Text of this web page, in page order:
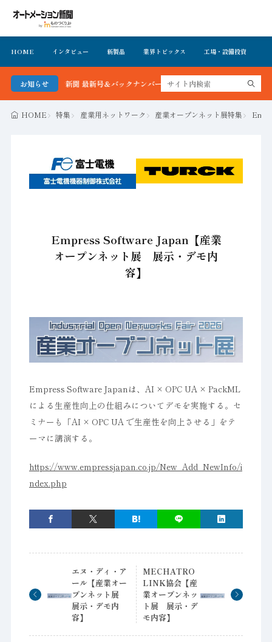
HOME インタビュー 新製品 業界トピックス 工場・設備投資
お知らせ
ション新聞 最新号＆バックナンバーを無料で公開中 詳細はこちら
HOME 特集 産業用ネットワーク 産業オープンネット展特集
Empress Software Japan【産業
オープンネット展 展示・デモ内
容】
Empress Software Japanは、AI × OPC UA × PackML
による生産性向上の仕組みについてデモを実施する。セ
ミナーも「AI × OPC UA で生産性を向上させる」をテ
ーマに講演する。
https://www.empressjapan.co.jp/New_Add_NewInfo/i
ndex.php
エヌ・ディ・ア
ール【産業オー
プンネット展
展示・デモ内
容】
MECHATRO
LINK協会【産
業オープンネッ
ト展 展示・デ
モ内容】